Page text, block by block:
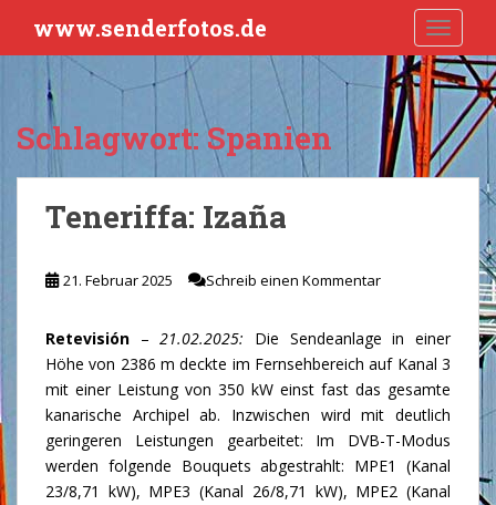
i
t
www.senderfotos.de
Schlagwort:Spanien
Teneriffa: Izaña
21. Februar 2025 Schreib einen Kommentar
Retevisión –21.02.2025: Die Sendeanlage in einer
Höhe von 2386 m deckte im Fernsehbereich auf Kanal 3
mit einer Leistung von 350 kW einst fast das gesamte
kanarische Archipel ab. Inzwischen wird mit deutlich
geringeren Leistungen gearbeitet: Im DVB-T-Modus
werden folgende Bouquets abgestrahlt: MPE1 (Kanal
23/8,71 kW), MPE3 (Kanal 26/8,71 kW), MPE2 (Kanal